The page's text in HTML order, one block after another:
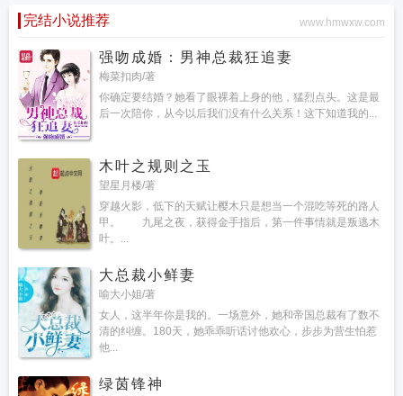
完结小说推荐 www.hmwxw.com
强吻成婚：男神总裁狂追妻
梅菜扣肉/著
你确定要结婚？她看了眼裸着上身的他，猛烈点头。这是最
后一次陪你，从今以后我们没有什么关系！这下知道我的...
木叶之规则之玉
望星月楼/著
穿越火影，低下的天赋让樱木只是想当一个混吃等死的路人
甲。 九尾之夜，获得金手指后，第一件事情就是叛逃木
叶。...
大总裁小鲜妻
喻大小姐/著
女人，这半年你是我的。一场意外，她和帝国总裁有了数不
清的纠缠。180天，她乖乖听话讨他欢心，步步为营生怕惹
他...
绿茵锋神